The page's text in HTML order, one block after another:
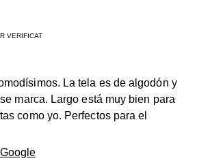
VERIFICAT
La tela es de algodón y
marca. Largo está muy bien para
como yo. Perfectos para el